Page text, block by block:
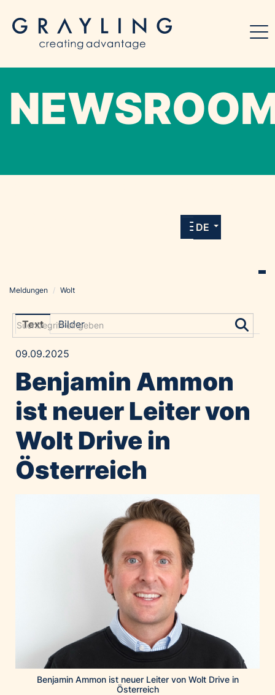
allen Meldungen und Downloads unserer
DE
Grayling Agentur
Alawyer
Amadeus Austrian Music Awards
Bolt
Constantia Flexibles
Costa Kreuzfahrten
Coveris
Emirates
Huawei Consumer Business Group
Kroatische Zentrale für Tourismus
List Holding Gruppe
Marble House
Meldungen / Wolt
Text Bilder
09.09.2025
Benjamin Ammon
ist neuer Leiter von
Wolt Drive in
Österreich
Benjamin Ammon ist neuer Leiter von Wolt Drive in
Österreich